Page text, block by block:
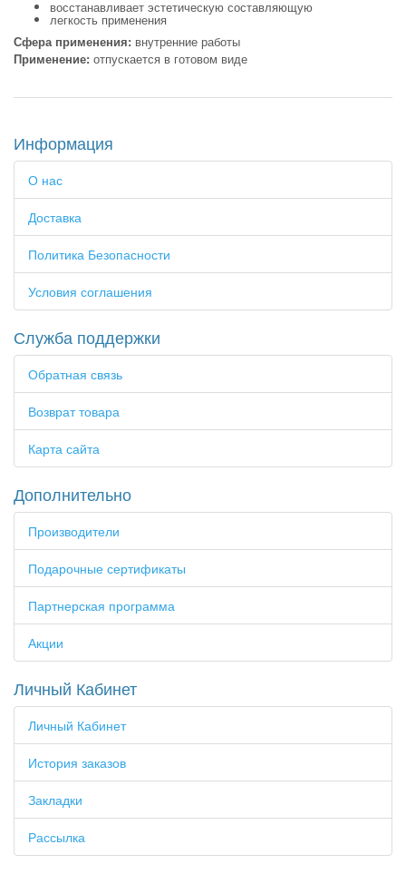
восстанавливает эстетическую составляющую
легкость применения
Сфера применения: внутренние работы
Применение: отпускается в готовом виде
Информация
О нас
Доставка
Политика Безопасности
Условия соглашения
Служба поддержки
Обратная связь
Возврат товара
Карта сайта
Дополнительно
Производители
Подарочные сертификаты
Партнерская программа
Акции
Личный Кабинет
Личный Кабинет
История заказов
Закладки
Рассылка